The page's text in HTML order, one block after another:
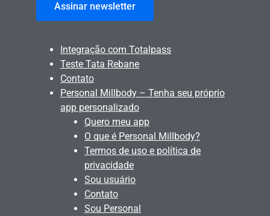
Assinar newsletter
Integração com Totalpass
Teste Tata Rebane
Contato
Personal Millbody – Tenha seu próprio
app personalizado
Quero meu app
O que é Personal Millbody?
Termos de uso e política de
privacidade
Sou usuário
Contato
Sou Personal